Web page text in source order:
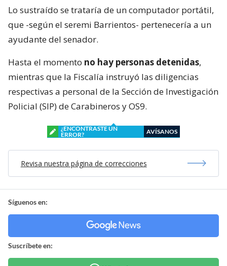
Lo sustraído se trataría de un computador portátil,
que -según el seremi Barrientos- pertenecería a un
ayudante del senador.
Hasta el momento no hay personas detenidas,
mientras que la Fiscalía instruyó las diligencias
respectivas a personal de la Sección de Investigación
Policial (SIP) de Carabineros y OS9.
¿ENCONTRASTE UN
ERROR?
AVÍSANOS
Revisa nuestra página de correcciones
Síguenos en:
Suscríbete en: